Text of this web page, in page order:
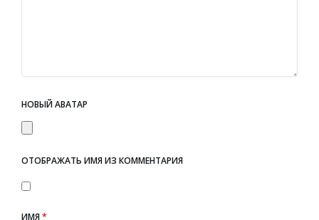
НОВЫЙ АВАТАР
ОТОБРАЖАТЬ ИМЯ ИЗ КОММЕНТАРИЯ
ИМЯ*